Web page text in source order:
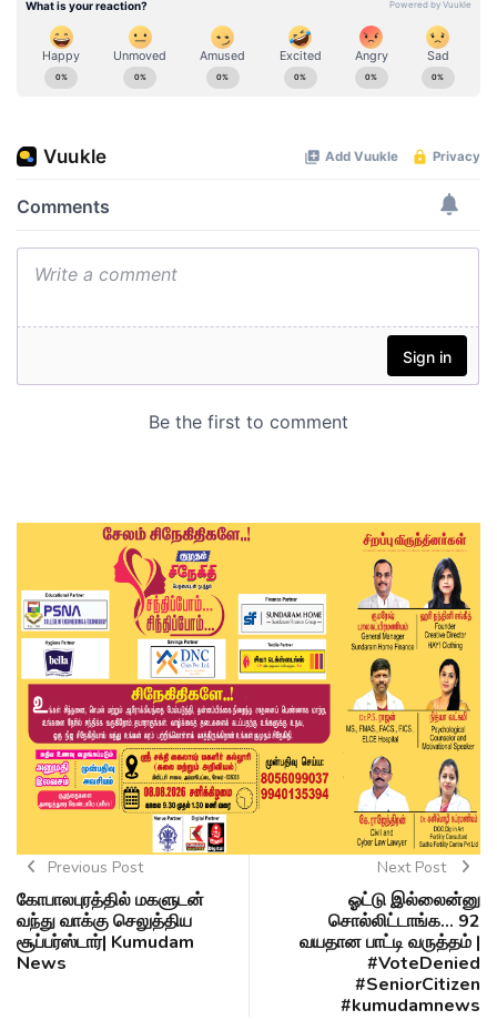
Previous Post
கோபாலபுரத்தில் மகளுடன்
வந்து வாக்கு செலுத்திய
சூப்பர்ஸ்டார்| Kumudam
News
Next Post
ஓட்டு இல்லைன்னு
சொல்லிட்டாங்க... 92
வயதான பாட்டி வருத்தம் |
#VoteDenied
#SeniorCitizen
#kumudamnews